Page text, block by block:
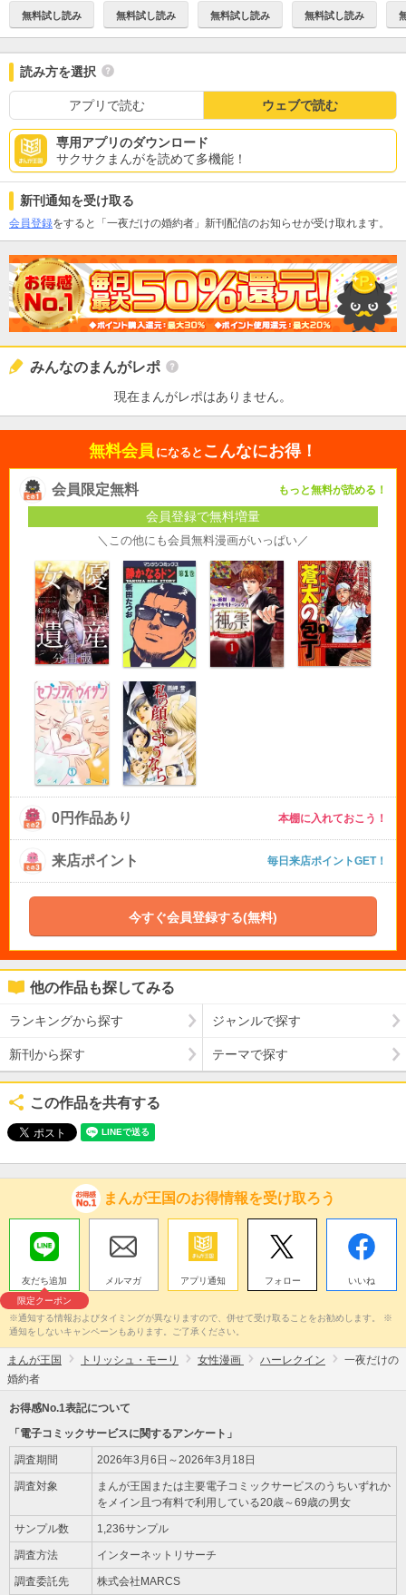
無料試し読み 無料試し読み 無料試し読み 無料試し読み
読み方を選択
アプリで読む ウェブで読む
専用アプリのダウンロード
サクサクまんがを読めて多機能！
新刊通知を受け取る
会員登録をすると「一夜だけの婚約者」新刊配信のお知らせが受け取れます。
みんなのまんがレポ
現在まんがレポはありません。
無料会員 になると こんなにお得！
会員限定無料 もっと無料が読める！
会員登録で無料増量
＼この他にも会員無料漫画がいっぱい／
0円作品あり 本棚に入れておこう！
来店ポイント 毎日来店ポイントGET！
今すぐ会員登録する(無料)
他の作品も探してみる
ランキングから探す ジャンルで探す
新刊から探す テーマで探す
この作品を共有する
まんが王国のお得情報を受け取ろう
友だち追加
限定クーポン
メルマガ アプリ通知 フォロー いいね
※通知する情報およびタイミングが異なりますので、併せて受け取ることをお勧めします。 ※
通知をしないキャンペーンもあります。ご了承ください。
まんが王国 トリッシュ・モーリ 女性漫画 ハーレクイン
一夜だけの
婚約者
お得感No.1表記について
「電子コミックサービスに関するアンケート」
調査期間 2026年3月6日～2026年3月18日
調査対象
まんが王国または主要電子コミックサービスのうちいずれか
をメイン且つ有料で利用している20歳～69歳の男女
サンプル数 1,236サンプル
調査方法 インターネットリサーチ
調査委託先 株式会社MARCS